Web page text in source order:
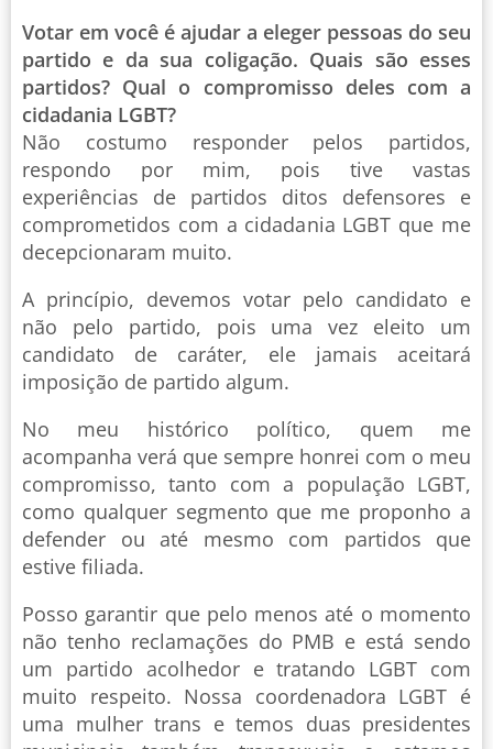
Votar em você é ajudar a eleger pessoas do seu
partido e da sua coligação. Quais são esses
partidos? Qual o compromisso deles com a
cidadania LGBT?
Não costumo responder pelos partidos,
respondo por mim, pois tive vastas
experiências de partidos ditos defensores e
comprometidos com a cidadania LGBT que me
decepcionaram muito.
A princípio, devemos votar pelo candidato e
não pelo partido, pois uma vez eleito um
candidato de caráter, ele jamais aceitará
imposição de partido algum.
No meu histórico político, quem me
acompanha verá que sempre honrei com o meu
compromisso, tanto com a população LGBT,
como qualquer segmento que me proponho a
defender ou até mesmo com partidos que
estive filiada.
Posso garantir que pelo menos até o momento
não tenho reclamações do PMB e está sendo
um partido acolhedor e tratando LGBT com
muito respeito. Nossa coordenadora LGBT é
uma mulher trans e temos duas presidentes